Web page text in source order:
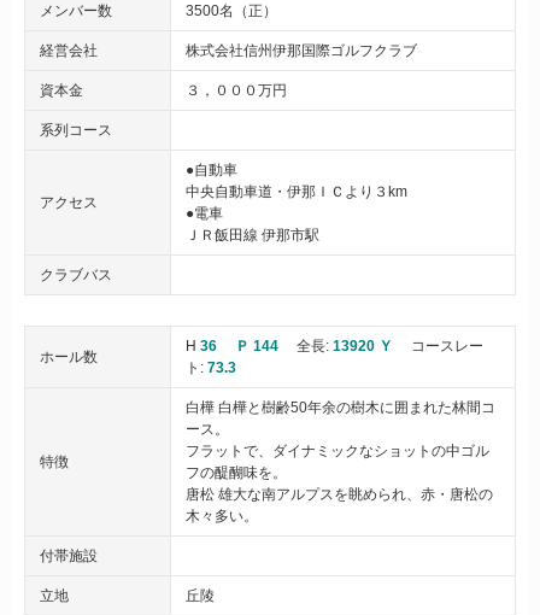
メンバー数 3500名（正）
経営会社 株式会社信州伊那国際ゴルフクラブ
資本金 ３，０００万円
系列コース
アクセス
●自動車
中央自動車道・伊那ＩＣより３km
●電車
ＪＲ飯田線 伊那市駅
クラブバス
ホール数
H 36 Ｐ 144 全長: 13920 Ｙ
コースレー
ト: 73.3
特徴
白樺 白樺と樹齢50年余の樹木に囲まれた林間コ
ース。
フラットで、ダイナミックなショットの中ゴル
フの醍醐味を。
唐松 雄大な南アルプスを眺められ、赤・唐松の
木々多い。
付帯施設
立地 丘陵